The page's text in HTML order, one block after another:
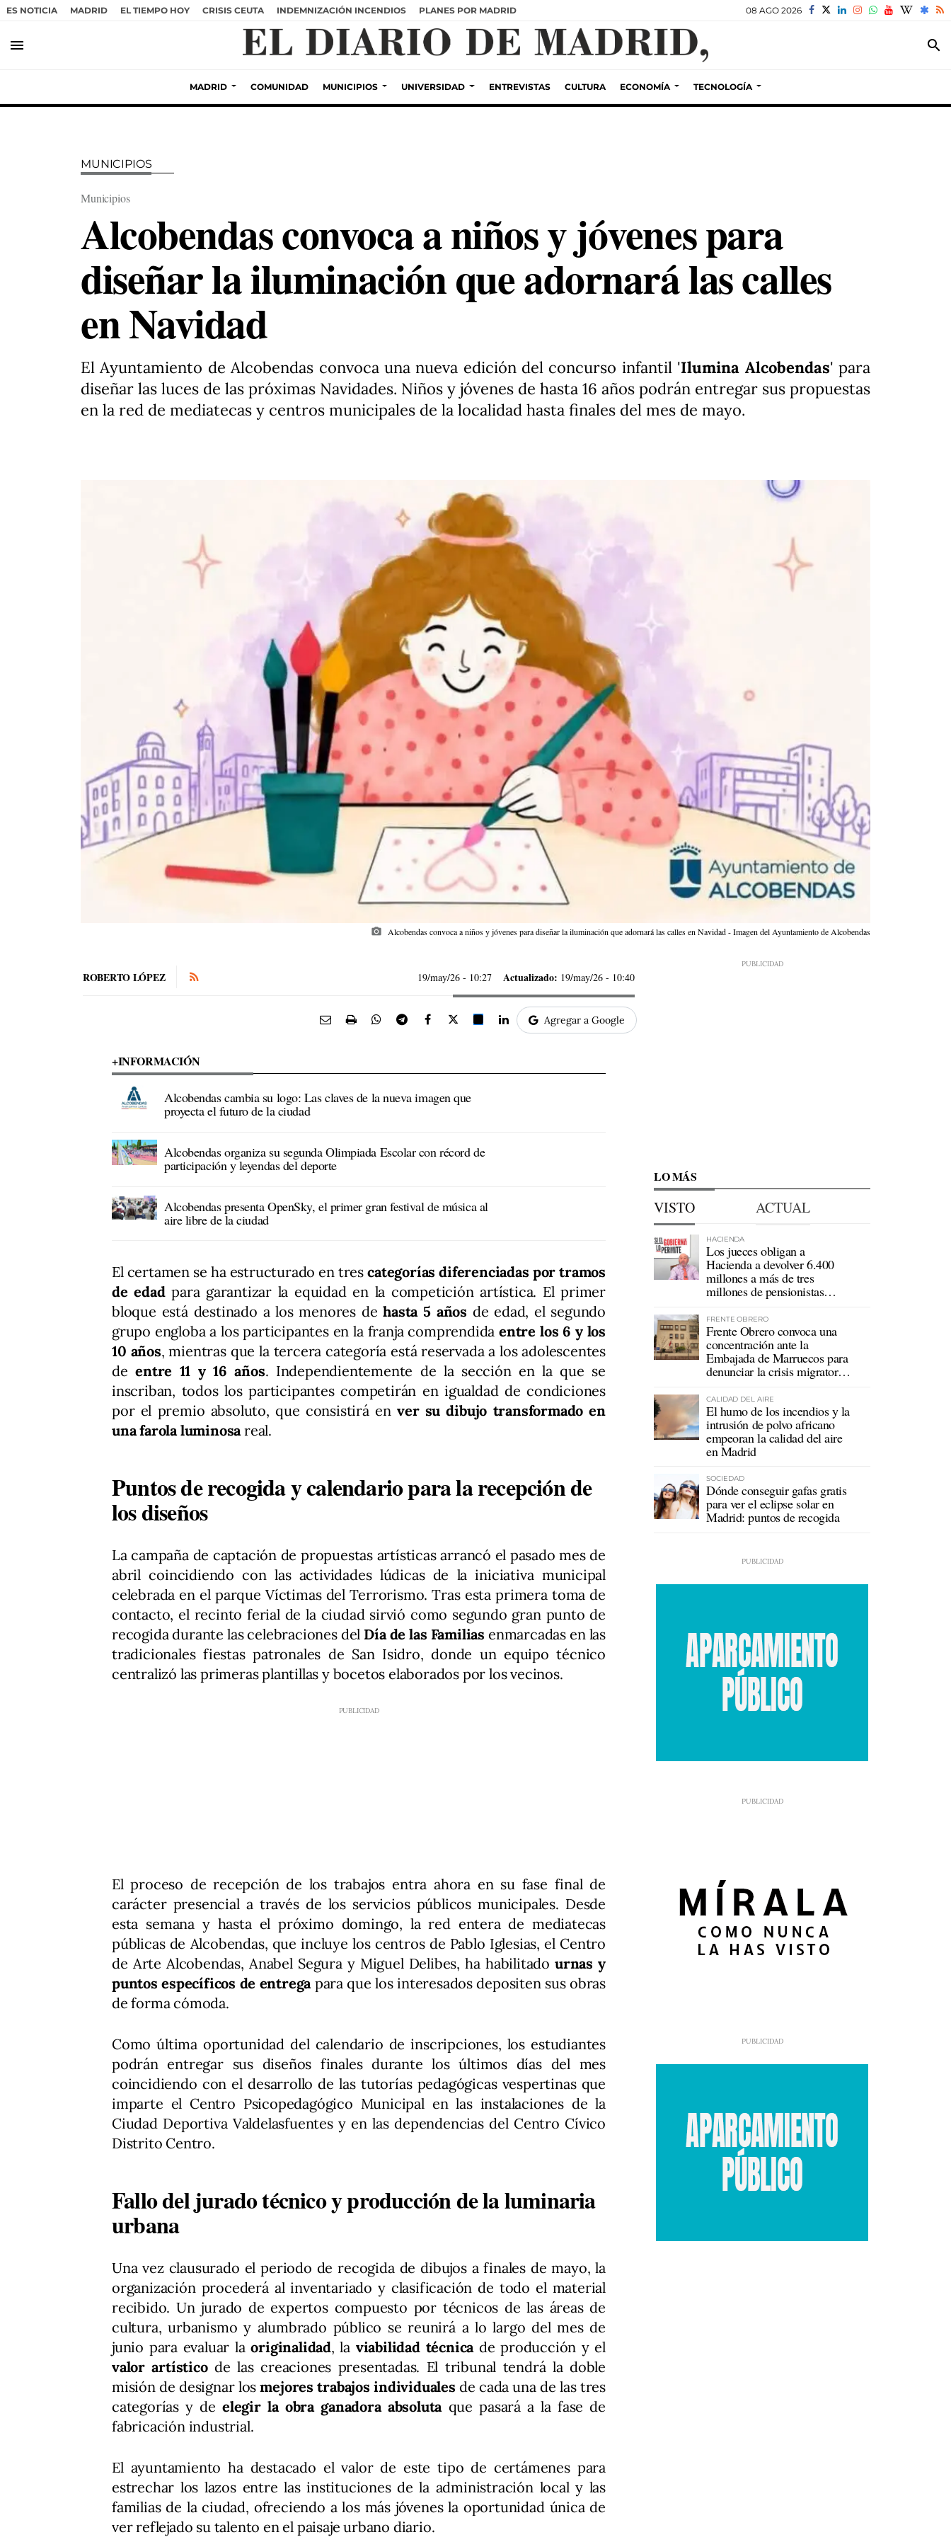
ES NOTICIA MADRID EL TIEMPO HOY CRISIS CEUTA INDEMNIZACIÓN INCENDIOS PLANES POR MADRID 08 AGO 2026
menu search
MADRID COMUNIDAD MUNICIPIOS UNIVERSIDAD ENTREVISTAS CULTURA ECONOMÍA TECNOLOGÍA
MUNICIPIOS
Municipios
Alcobendas convoca a niños y jóvenes para
diseñar la iluminación que adornará las calles
en Navidad
El Ayuntamiento de Alcobendas convoca una nueva edición del concurso infantil 'Ilumina Alcobendas' para
diseñar las luces de las próximas Navidades. Niños y jóvenes de hasta 16 años podrán entregar sus propuestas
en la red de mediatecas y centros municipales de la localidad hasta finales del mes de mayo.
photo_camera Alcobendas convoca a niños y jóvenes para diseñar la iluminación que adornará las calles en Navidad - Imagen del Ayuntamiento de Alcobendas
ROBERTO LÓPEZ 19/may/26 - 10:27 Actualizado: 19/may/26 - 10:40
Agregar a Google
+INFORMACIÓN
Alcobendas cambia su logo: Las claves de la nueva imagen que
proyecta el futuro de la ciudad
Alcobendas organiza su segunda Olimpiada Escolar con récord de
participación y leyendas del deporte
Alcobendas presenta OpenSky, el primer gran festival de música al
aire libre de la ciudad
El certamen se ha estructurado en trescategorías diferenciadas por tramos
de edadpara garantizar la equidad en la competición artística. El primer
bloque está destinado a los menores dehasta 5 años de edad, el segundo
grupo engloba a los participantes en la franja comprendidaentre los 6 y los
10 años, mientras que la tercera categoría está reservada a los adolescentes
de entre 11 y 16 años. Independientemente de la sección en la que se
inscriban, todos los participantes competirán en igualdad de condiciones
por el premio absoluto, que consistirá en ver su dibujo transformado en
una farola luminosareal.
Puntos de recogida y calendario para la recepción de
los diseños
La campaña de captación de propuestas artísticas arrancó el pasado mes de
abril coincidiendo con las actividades lúdicas de la iniciativa municipal
celebrada en el parque Víctimas del Terrorismo. Tras esta primera toma de
contacto, el recinto ferial de la ciudad sirvió como segundo gran punto de
recogida durante las celebraciones del Día de las Familias enmarcadas en las
tradicionales fiestas patronales de San Isidro, donde un equipo técnico
centralizó las primeras plantillas y bocetos elaborados por los vecinos.
El proceso de recepción de los trabajos entra ahora en su fase final de
carácter presencial a través de los servicios públicos municipales. Desde
esta semana y hasta el próximo domingo, la red entera de mediatecas
públicas de Alcobendas, que incluye los centros de Pablo Iglesias, el Centro
de Arte Alcobendas, Anabel Segura y Miguel Delibes, ha habilitadournas y
puntos específicos de entregapara que los interesados depositen sus obras
de forma cómoda.
Como última oportunidad del calendario de inscripciones, los estudiantes
podrán entregar sus diseños finales durante los últimos días del mes
coincidiendo con el desarrollo de las tutorías pedagógicas vespertinas que
imparte el Centro Psicopedagógico Municipal en las instalaciones de la
Ciudad Deportiva Valdelasfuentes y en las dependencias del Centro Cívico
Distrito Centro.
Fallo del jurado técnico y producción de la luminaria
urbana
Una vez clausurado el periodo de recogida de dibujos a finales de mayo, la
organización procederá al inventariado y clasificación de todo el material
recibido. Un jurado de expertos compuesto por técnicos de las áreas de
cultura, urbanismo y alumbrado público se reunirá a lo largo del mes de
junio para evaluar laoriginalidad, la viabilidad técnicade producción y el
valor artísticode las creaciones presentadas. El tribunal tendrá la doble
misión de designar losmejores trabajos individuales de cada una de las tres
categorías y de elegir la obra ganadora absolutaque pasará a la fase de
fabricación industrial.
El ayuntamiento ha destacado el valor de este tipo de certámenes para
estrechar los lazos entre las instituciones de la administración local y las
familias de la ciudad, ofreciendo a los más jóvenes la oportunidad única de
ver reflejado su talento en el paisaje urbano diario.
LO MÁS
VISTO ACTUAL
HACIENDA
Los jueces obligan a
Hacienda a devolver 6.400
millones a más de tres
millones de pensionistas
FRENTE OBRERO
Frente Obrero convoca una
concentración ante la
Embajada de Marruecos para
denunciar la crisis migratoria
CALIDAD DEL AIRE
El humo de los incendios y la
intrusión de polvo africano
empeoran la calidad del aire
en Madrid
SOCIEDAD
Dónde conseguir gafas gratis
para ver el eclipse solar en
Madrid: puntos de recogida